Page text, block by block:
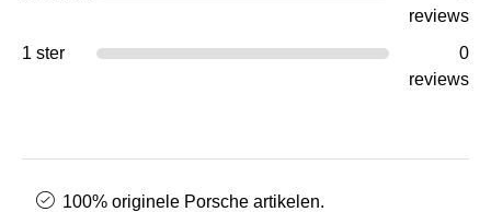
reviews
1 ster
0
reviews
100% originele Porsche artikelen.